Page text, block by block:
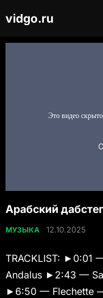
vidgo.ru
Арабский
МУЗЫКА 12.10.2025
TRACKLIST: ►0:01
Andalus ►2:43 —
►6:50 — Flechette